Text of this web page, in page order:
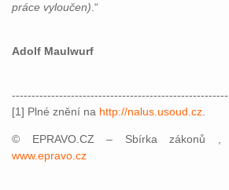
práce vyloučen) .“
Adolf Maulwurf
[1] Plné znění na http://nalus.usoud.cz
© EPRAVO.CZ – Sbírka zákonů ,
www.epravo.cz